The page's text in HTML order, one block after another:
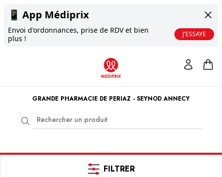
📱 App Médiprix
Envoi d'ordonnances, prise de RDV et bien
plus !
J'ESSAYE
GRANDE PHARMACIE DE PERIAZ - SEYNOD ANNECY
FILTRER